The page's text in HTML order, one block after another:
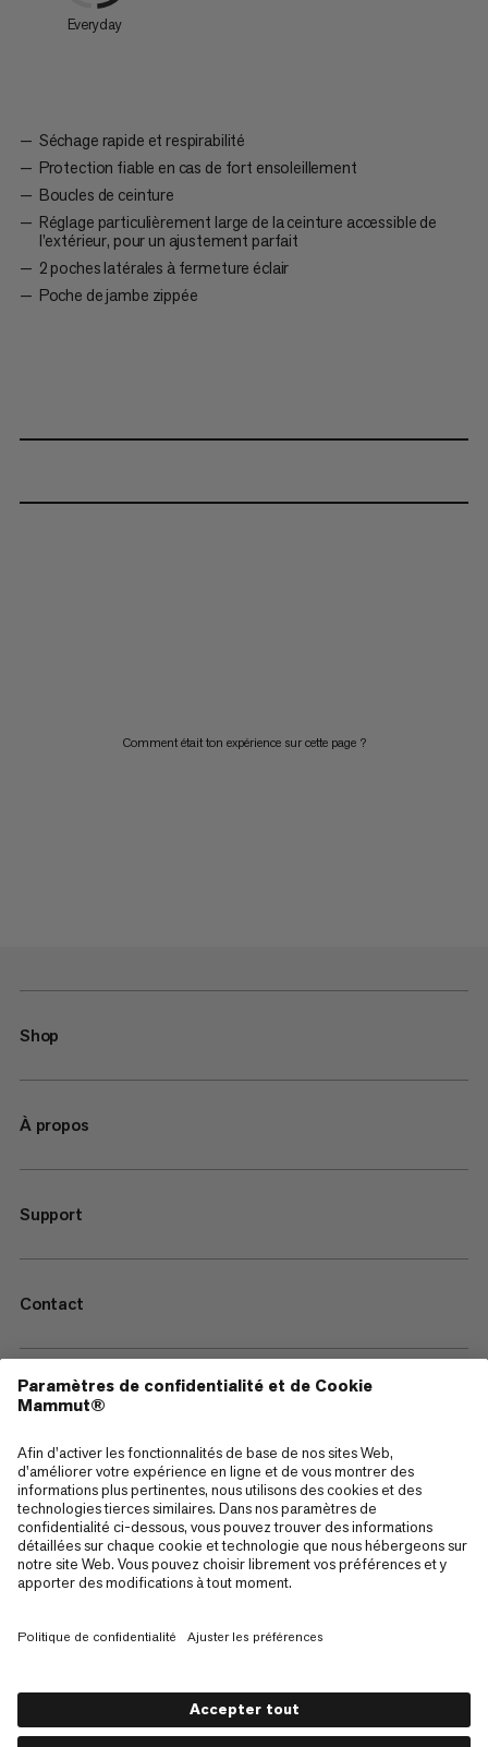
Everyday
Séchage rapide et respirabilité
Protection fiable en cas de fort ensoleillement
Boucles de ceinture
Réglage particulièrement large de la ceinture accessible de
l’extérieur, pour un ajustement parfait
2 poches latérales à fermeture éclair
Poche de jambe zippée
Comment était ton expérience sur cette page ?
Shop
À propos
Support
Contact
—
Sitemap
Cookies
Mentions Légales
Politique de confidentialité des données